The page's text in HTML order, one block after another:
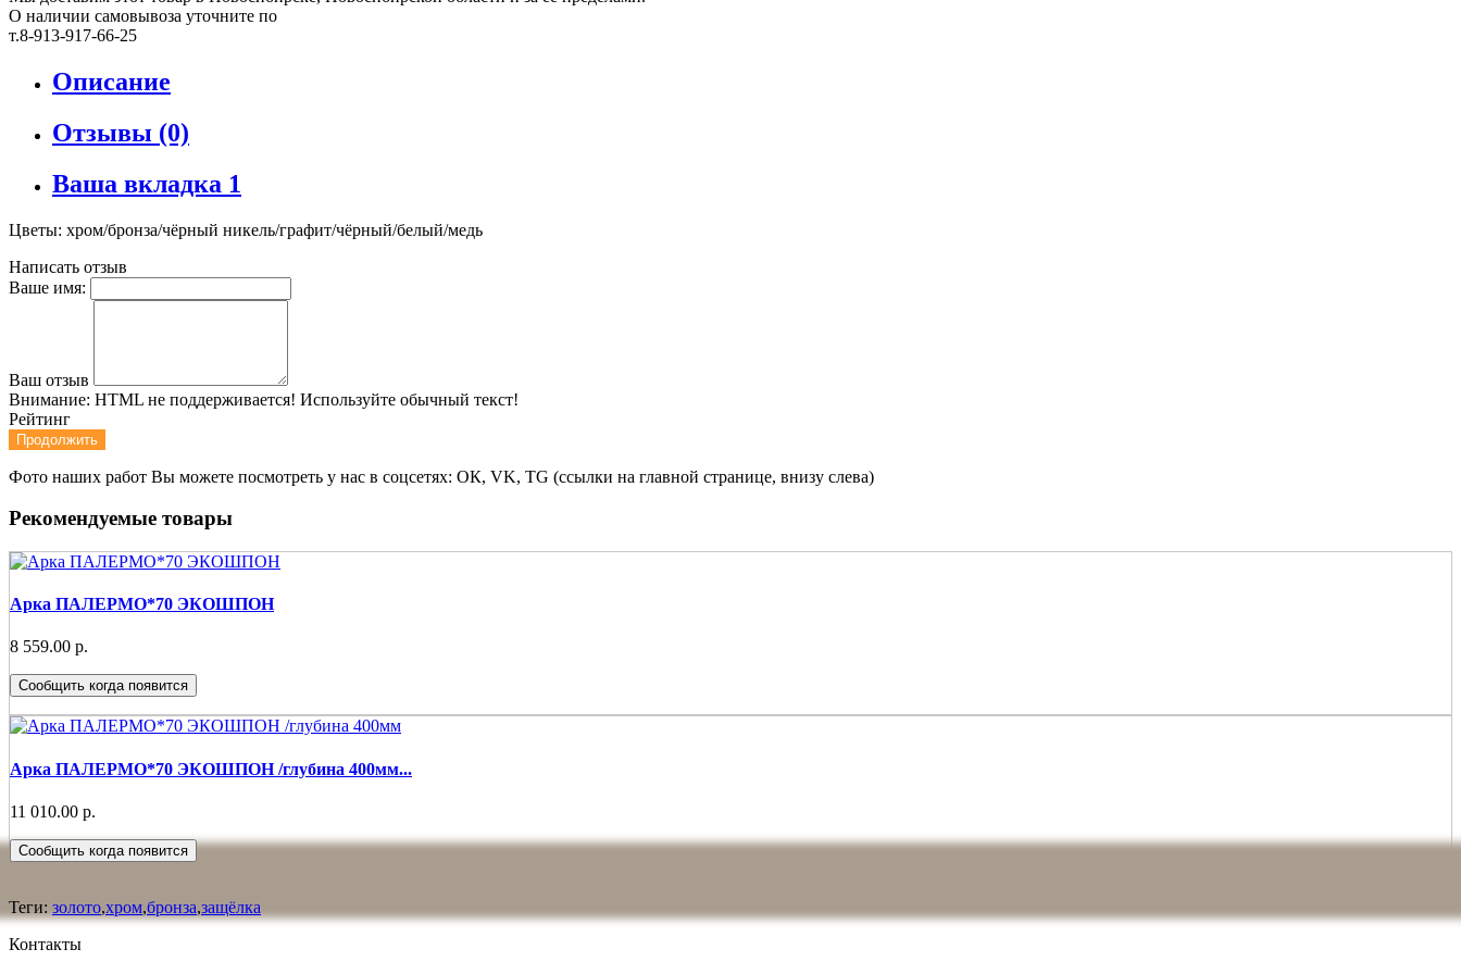
О наличии самовывоза уточните по
т.8-913-917-66-25
Описание
Отзывы (0)
Ваша вкладка 1
Цветы: хром/бронза/чёрный никель/графит/чёрный/белый/медь
Написать отзыв
Ваше имя:
Ваш отзыв
Внимание: HTML не поддерживается! Используйте обычный текст!
Рейтинг
Продолжить
Фото наших работ Вы можете посмотреть у нас в соцсетях: ОК, VK, TG (ссылки на главной странице, внизу слева)
Рекомендуемые товары
Арка ПАЛЕРМО*70 ЭКОШПОН
8 559.00 р.
Сообщить когда появится
Арка ПАЛЕРМО*70 ЭКОШПОН /глубина 400мм...
11 010.00 р.
Сообщить когда появится
Теги: золото,хром,бронза,защёлка
Контакты